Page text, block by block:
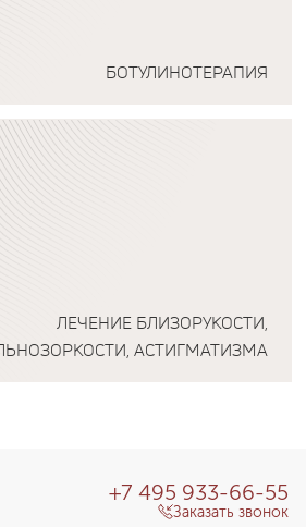
БОТУЛИНОТЕРАПИЯ
ЛЕЧЕНИЕ БЛИЗОРУКОСТИ,
АСТИГМАТИЗМА
+7 495 933-66-55
Заказать звонок